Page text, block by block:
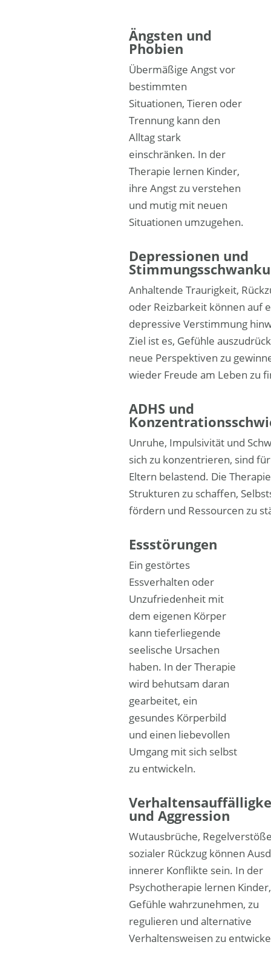
Ängsten und
Phobien
Übermäßige Angst vor
bestimmten
Situationen, Tieren oder
Trennung kann den
Alltag stark
einschränken. In der
Therapie lernen Kinder,
ihre Angst zu verstehen
und mutig mit neuen
Situationen umzugehen.
Depressionen und
Anhaltende Traurigkeit,
oder Reizbarkeit können auf
depressive Verstimmung
Ziel ist es, Gefühle
neue Perspektiven zu
wieder Freude am Leben zu
ADHS und
Unruhe, Impulsivität und
sich zu konzentrieren, sind
Eltern belastend. Die
Strukturen zu schaffen,
fördern und Ressourcen zu
Essstörungen
Ein gestörtes
Essverhalten oder
Unzufriedenheit mit
dem eigenen Körper
kann tieferliegende
seelische Ursachen
haben. In der Therapie
wird behutsam daran
gearbeitet, ein
gesundes Körperbild
und einen liebevollen
Umgang mit sich selbst
zu entwickeln.
und Aggression
Wutausbrüche,
sozialer Rückzug können
innerer Konflikte sein. In der
Psychotherapie lernen
Gefühle wahrzunehmen, zu
regulieren und alternative
Verhaltensweisen zu